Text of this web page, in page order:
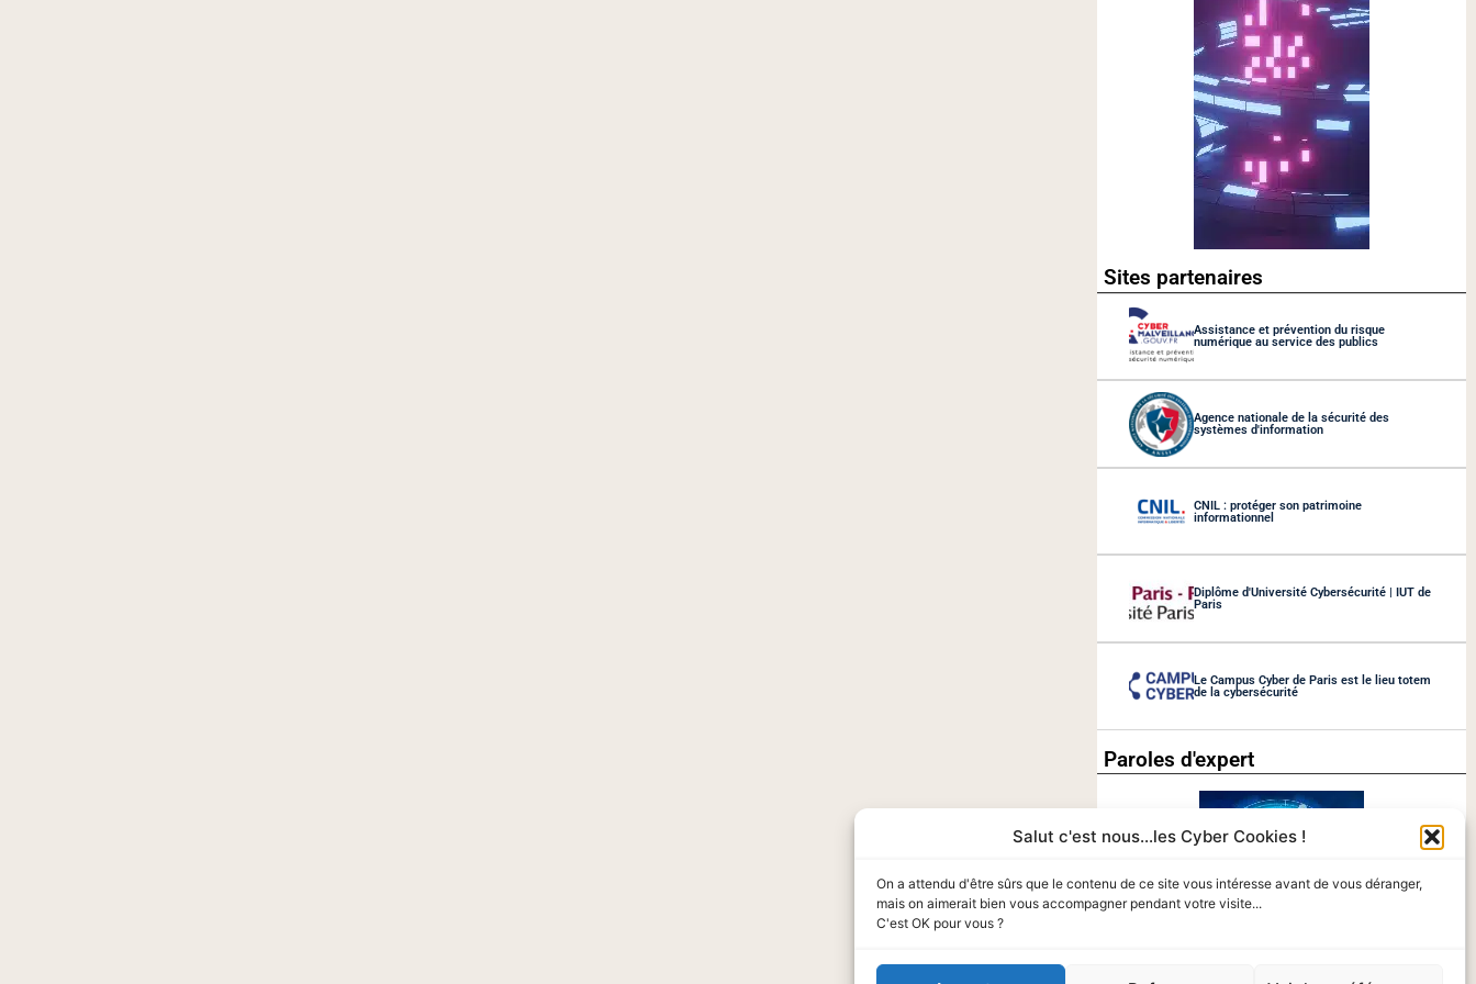
Salut c'est nous...les Cyber Cookies !
On a attendu d'être sûrs que le contenu de ce site vous intéresse avant de vous déranger,
mais on aimerait bien vous accompagner pendant votre visite...
C'est OK pour vous ?
Sites partenaires
Assistance et prévention du risque
numérique au service des publics
Agence nationale de la sécurité des
systèmes d'information
CNIL : protéger son patrimoine
informationnel
Diplôme d'Université Cybersécurité | IUT de
Paris
Le Campus Cyber de Paris est le lieu totem
de la cybersécurité
Paroles d'expert